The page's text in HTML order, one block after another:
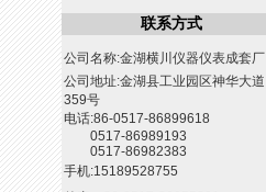
联系方式
公司名称:金湖横川仪器仪表成套厂
公司地址:金湖县工业园区神华大道
359号
电话:86-0517-86899618
0517-86989193
0517-86982383
手机:15189528755